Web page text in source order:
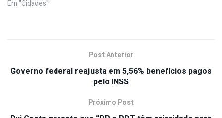
Em "Cidades"
Post Anterior
Governo federal reajusta em 5,56% benefícios pagos
pelo INSS
Próximo Post